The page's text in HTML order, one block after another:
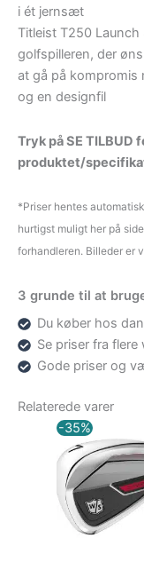
i ét jernsæt
Titleist T250
golfspilleren, der
at gå på kompromis
og en designfil
Tryk på SE TILBUD
produktet/
*Priser hentes
hurtigst muligt her på
forhandleren. Billeder er
3 grunde til at
Du køber hos
Se priser fra
Gode priser og
Relaterede varer
-35%
Den
oprindelige
pris
var:
6.199,00 kr..